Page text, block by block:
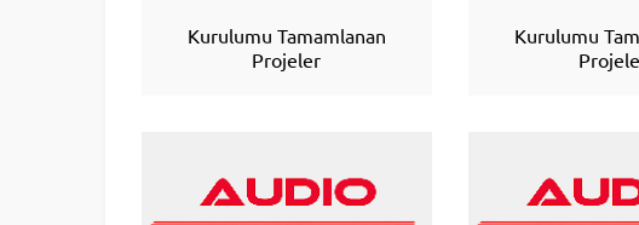
Kurulumu Tamamlanan
Projeler
Kurulumu